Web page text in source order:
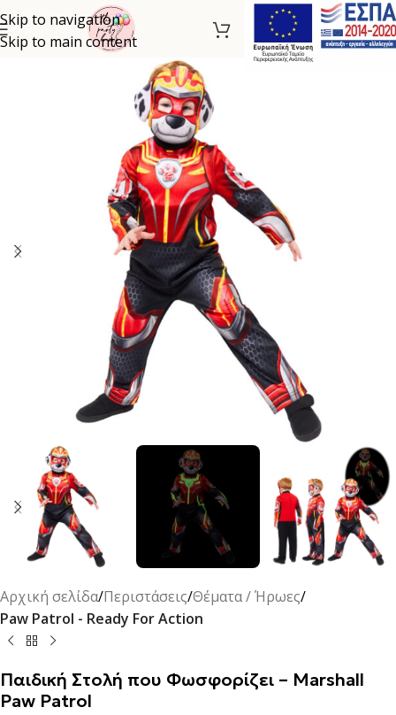
Skip to navigation
Skip to main content
Αρχική σελίδα Περιστάσεις Θέματα / Ήρωες
Paw Patrol - Ready For Action
Παιδική Στολή που Φωσφορίζει – Marshall
Paw Patrol